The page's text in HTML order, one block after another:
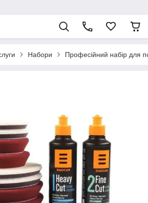
Набори Професійний набір для